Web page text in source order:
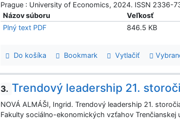
Prague : University of Economics, 2024. ISSN 2336-
Názov súboru
Veľkosť
Plný text PDF
846.5 KB
Do košíka Bookmark Vytlačiť
3. Trendový leadership 21.
NOVÁ ALMÁŠI, Ingrid. Trendový leadership 21.
Fakulty sociálno-ekonomických vzťahov Trenčianskej